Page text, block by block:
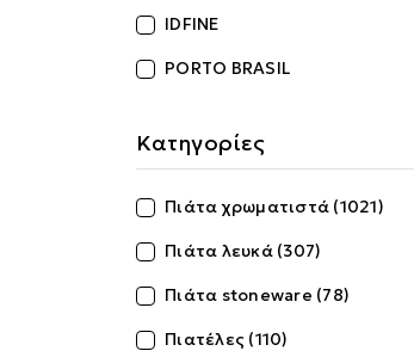
IDFINE
PORTO BRASIL
Κατηγορίες
Πιάτα χρωματιστά (1021)
Πιάτα λευκά (307)
Πιάτα stoneware (78)
Πιατέλες (110)